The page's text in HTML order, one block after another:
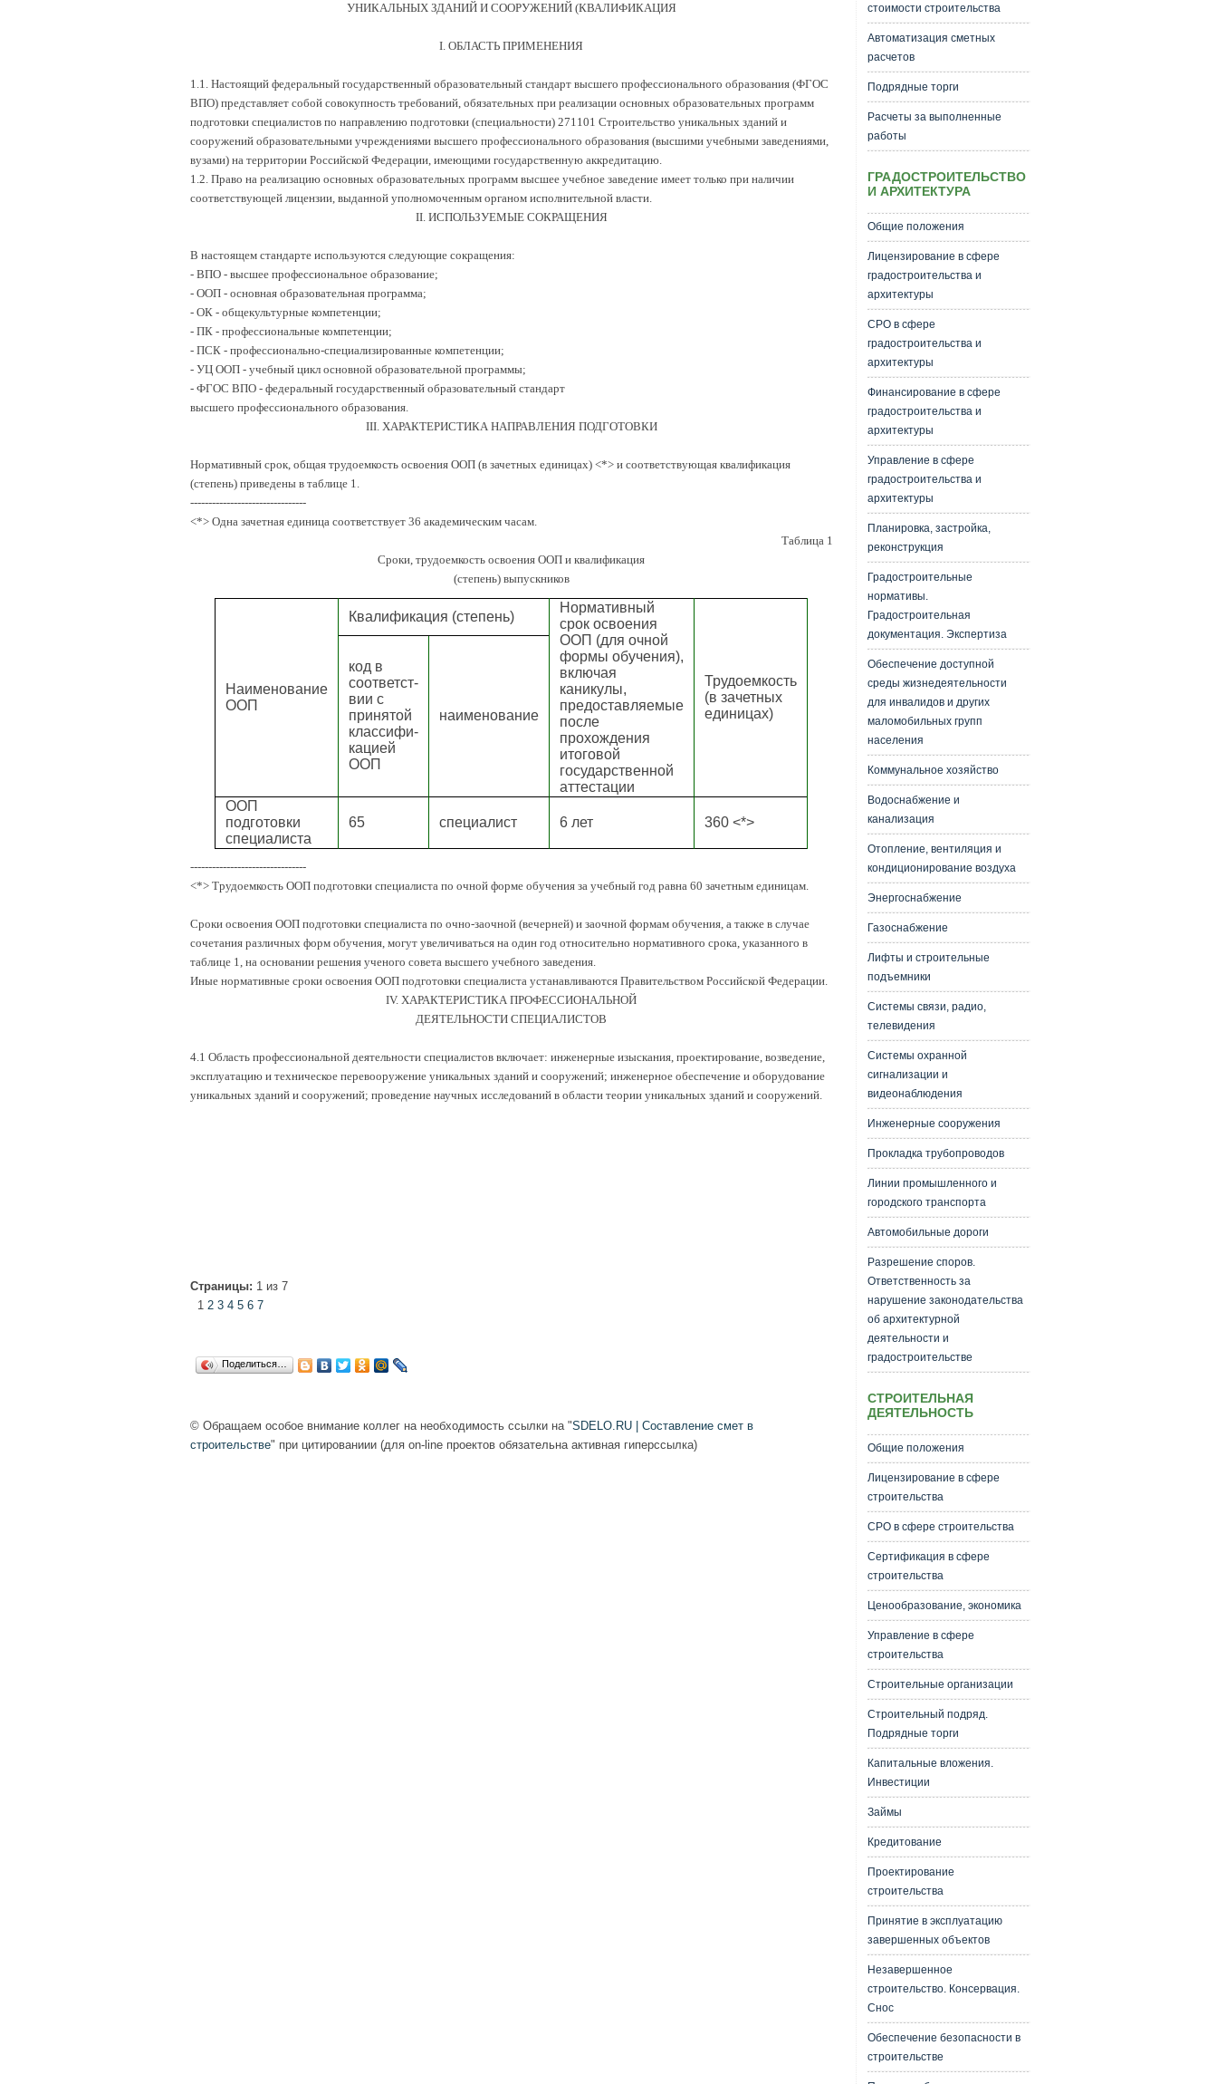
УНИКАЛЬНЫХ ЗДАНИЙ И СООРУЖЕНИЙ (КВАЛИФИКАЦИЯ
I. ОБЛАСТЬ ПРИМЕНЕНИЯ
1.1. Настоящий федеральный государственный образовательный стандарт высшего профессионального образования (ФГОС
ВПО) представляет собой совокупность требований, обязательных при реализации основных образовательных программ
подготовки специалистов по направлению подготовки (специальности) 271101 Строительство уникальных зданий и
сооружений образовательными учреждениями высшего профессионального образования (высшими учебными заведениями,
вузами) на территории Российской Федерации, имеющими государственную аккредитацию.
1.2. Право на реализацию основных образовательных программ высшее учебное заведение имеет только при наличии
соответствующей лицензии, выданной уполномоченным органом исполнительной власти.
II. ИСПОЛЬЗУЕМЫЕ СОКРАЩЕНИЯ
В настоящем стандарте используются следующие сокращения:
- ВПО - высшее профессиональное образование;
- ООП - основная образовательная программа;
- ОК - общекультурные компетенции;
- ПК - профессиональные компетенции;
- ПСК - профессионально-специализированные компетенции;
- УЦ ООП - учебный цикл основной образовательной программы;
- ФГОС ВПО - федеральный государственный образовательный стандарт
высшего профессионального образования.
III. ХАРАКТЕРИСТИКА НАПРАВЛЕНИЯ ПОДГОТОВКИ
Нормативный срок, общая трудоемкость освоения ООП (в зачетных единицах) <*> и соответствующая квалификация
(степень) приведены в таблице 1.
--------------------------------
<*> Одна зачетная единица соответствует 36 академическим часам.
Таблица 1
Сроки, трудоемкость освоения ООП и квалификация
(степень) выпускников
Наименование
ООП
Квалификация (степень)
Нормативный
срок освоения
ООП (для очной
формы обучения),
включая
каникулы,
предоставляемые
после
прохождения
итоговой
государственной
аттестации
Трудоемкость
(в зачетных
единицах)
код в
соответст-
вии с
принятой
классифи-
кацией
ООП
наименование
ООП
подготовки
специалиста
65 специалист 6 лет 360 <*>
--------------------------------
<*> Трудоемкость ООП подготовки специалиста по очной форме обучения за учебный год равна 60 зачетным единицам.
Сроки освоения ООП подготовки специалиста по очно-заочной (вечерней) и заочной формам обучения, а также в случае
сочетания различных форм обучения, могут увеличиваться на один год относительно нормативного срока, указанного в
таблице 1, на основании решения ученого совета высшего учебного заведения.
Иные нормативные сроки освоения ООП подготовки специалиста устанавливаются Правительством Российской Федерации.
IV. ХАРАКТЕРИСТИКА ПРОФЕССИОНАЛЬНОЙ
ДЕЯТЕЛЬНОСТИ СПЕЦИАЛИСТОВ
4.1 Область профессиональной деятельности специалистов включает: инженерные изыскания, проектирование, возведение,
эксплуатацию и техническое перевооружение уникальных зданий и сооружений; инженерное обеспечение и оборудование
уникальных зданий и сооружений; проведение научных исследований в области теории уникальных зданий и сооружений.
Страницы: 1 из 7
1 2 3 4 5 6 7
Поделиться…
© Обращаем особое внимание коллег на необходимость ссылки на "SDELO.RU | Составление смет в
строительстве" при цитированиии (для on-line проектов обязательна активная гиперссылка)
стоимости строительства
Автоматизация сметных
расчетов
Подрядные торги
Расчеты за выполненные
работы
ГРАДОСТРОИТЕЛЬСТВО
И АРХИТЕКТУРА
Общие положения
Лицензирование в сфере
градостроительства и
архитектуры
СРО в сфере
градостроительства и
архитектуры
Финансирование в сфере
градостроительства и
архитектуры
Управление в сфере
градостроительства и
архитектуры
Планировка, застройка,
реконструкция
Градостроительные
нормативы.
Градостроительная
документация. Экспертиза
Обеспечение доступной
среды жизнедеятельности
для инвалидов и других
маломобильных групп
населения
Коммунальное хозяйство
Водоснабжение и
канализация
Отопление, вентиляция и
кондиционирование воздуха
Энергоснабжение
Газоснабжение
Лифты и строительные
подъемники
Системы связи, радио,
телевидения
Системы охранной
сигнализации и
видеонаблюдения
Инженерные сооружения
Прокладка трубопроводов
Линии промышленного и
городского транспорта
Автомобильные дороги
Разрешение споров.
Ответственность за
нарушение законодательства
об архитектурной
деятельности и
градостроительстве
СТРОИТЕЛЬНАЯ
ДЕЯТЕЛЬНОСТЬ
Общие положения
Лицензирование в сфере
строительства
СРО в сфере строительства
Сертификация в сфере
строительства
Ценообразование, экономика
Управление в сфере
строительства
Строительные организации
Строительный подряд.
Подрядные торги
Капитальные вложения.
Инвестиции
Займы
Кредитование
Проектирование
строительства
Принятие в эксплуатацию
завершенных объектов
Незавершенное
строительство. Консервация.
Снос
Обеспечение безопасности в
строительстве